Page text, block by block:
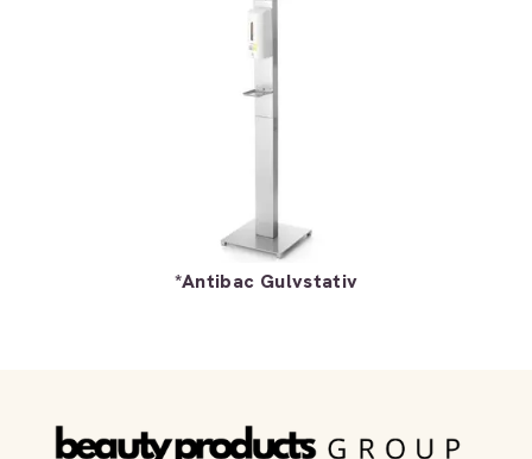
*Antibac Gulvstativ